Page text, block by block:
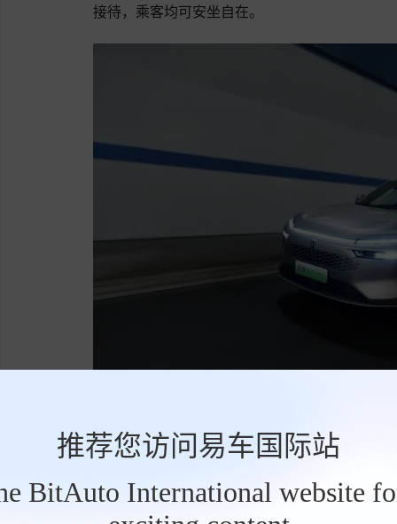
推荐您访问易车国际站
BitAuto International website
接待，乘客均可安坐自在。
家用+商务双适配，实用性突出
和商务需求。在家庭使用方面，它是一款插电